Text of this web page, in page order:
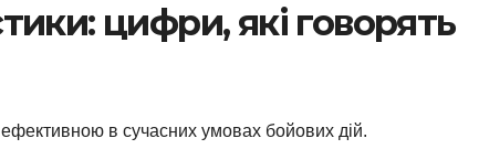
цифри, які говорять
в сучасних умовах бойових дій.